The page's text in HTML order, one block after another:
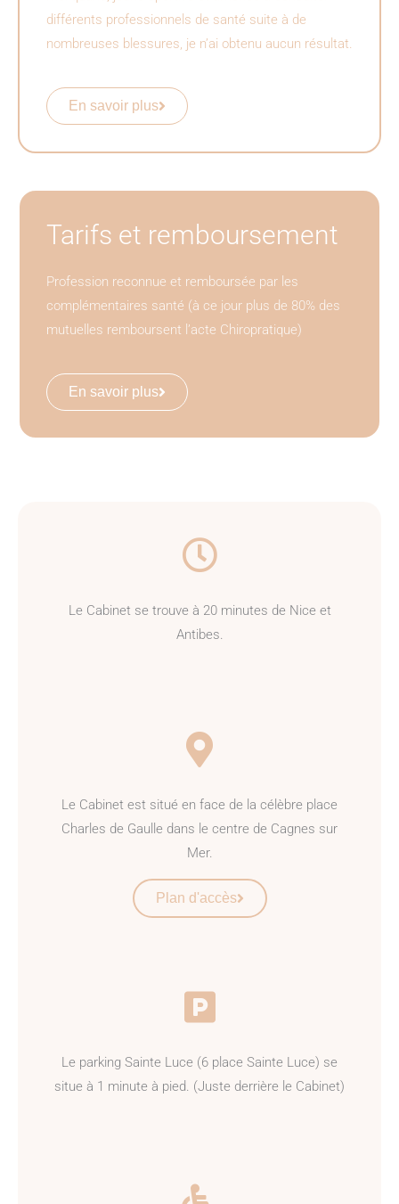
différents professionnels de santé suite à de
nombreuses blessures, je n’ai obtenu aucun résultat.
En savoir plus
Tarifs et remboursement
Profession reconnue et remboursée par les
complémentaires santé (à ce jour plus de 80% des
mutuelles remboursent l’acte Chiropratique)
En savoir plus
Le Cabinet se trouve à 20 minutes de Nice et
Antibes.
Le Cabinet est situé en face de la célèbre place
Charles de Gaulle dans le centre de Cagnes sur
Mer.
Plan d'accès
Le parking Sainte Luce (6 place Sainte Luce) se
situe à 1 minute à pied. (Juste derrière le Cabinet)